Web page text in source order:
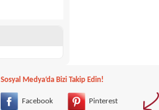
Sosyal Medya‘da Bizi Takip Edin!
Facebook Pinterest